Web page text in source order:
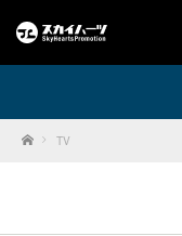
Home TV